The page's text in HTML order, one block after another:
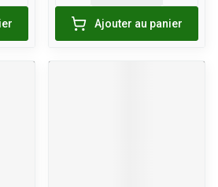
Ajouter au panier